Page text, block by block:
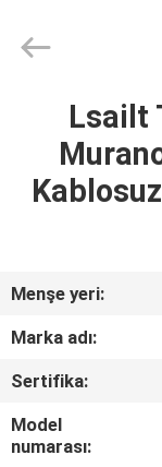
ÜRÜN:%
VİDEOLAR
FABRIKA
Electron
Co.,Ltd.
Lsailt
Menşe yeri:
Marka adı:
Sertifika:
Model
numarası: